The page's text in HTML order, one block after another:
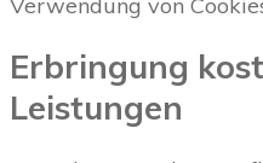
Erbringung
Leistungen